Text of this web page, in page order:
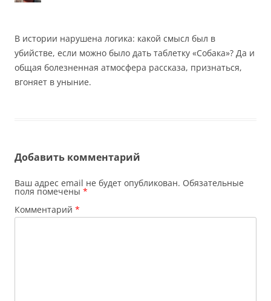
В истории нарушена логика: какой смысл был в
убийстве, если можно было дать таблетку «Собака»? Да и
общая болезненная атмосфера рассказа, признаться,
вгоняет в уныние.
Добавить комментарий
Ваш адрес email не будет опубликован. Обязательные
поля помечены *
Комментарий *